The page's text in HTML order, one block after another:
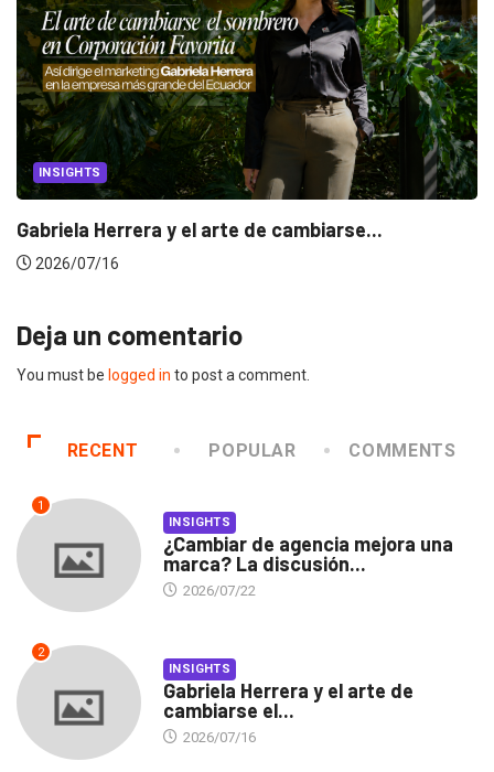
INSIGHTS
Gabriela Herrera y el arte de cambiarse...
2026/07/16
Deja un comentario
You must be logged in to post a comment.
RECENT POPULAR COMMENTS
1
INSIGHTS
¿Cambiar de agencia mejora una
marca? La discusión...
2026/07/22
2
INSIGHTS
Gabriela Herrera y el arte de
cambiarse el...
2026/07/16